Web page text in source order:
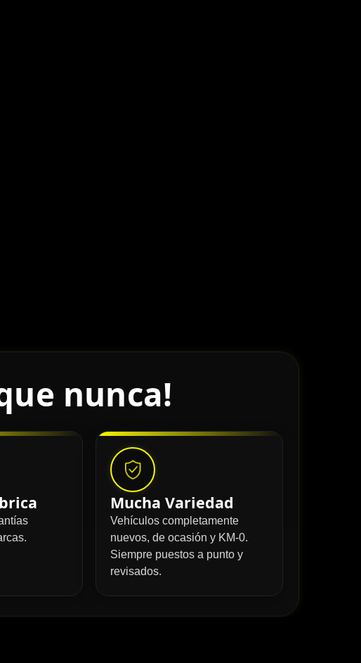
nunca!
Mucha Variedad
Vehículos completamente
nuevos, de ocasión y KM-0.
Siempre puestos a punto y
revisados.